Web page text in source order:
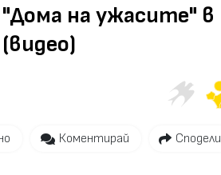
"Дома на ужасите" в
Коментирай Сподели